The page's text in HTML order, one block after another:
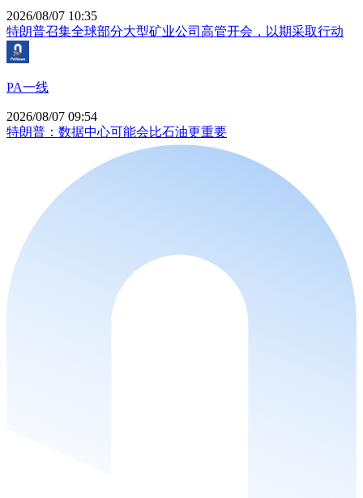
2026/08/07 10:35
特朗普召集全球部分大型矿业公司高管开会，以期采取行动
PA一线
2026/08/07 09:54
特朗普：数据中心可能会比石油更重要